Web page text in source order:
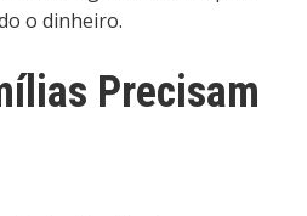
o dinheiro.
Precisam